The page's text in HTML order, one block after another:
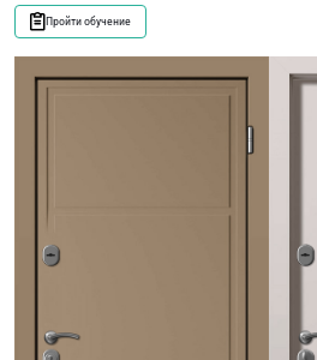
Пройти обучение